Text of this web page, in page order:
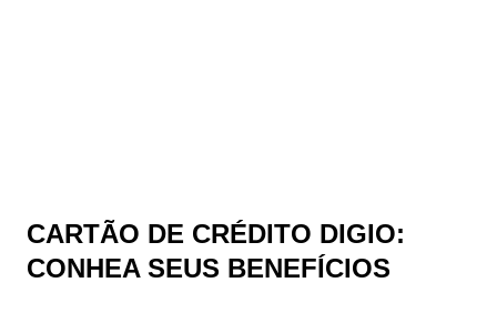
CARTÃO DE CRÉDITO DIGIO:
CONHEA SEUS BENEFÍCIOS